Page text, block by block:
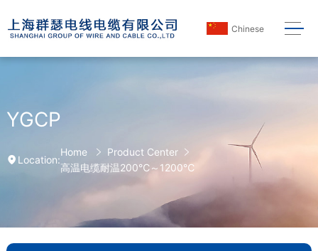
Chinese
YGCP
Location:
Home
Product Center
高温电缆耐温200℃～1200℃